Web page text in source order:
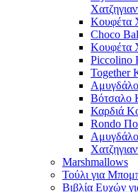
Κουφέτα
Choco
Κουφέτα
Piccolino
Together
Βότσαλο
Καρδιά
Rondo
Marshmallows
Τούλι για
Βιβλία Ευχών